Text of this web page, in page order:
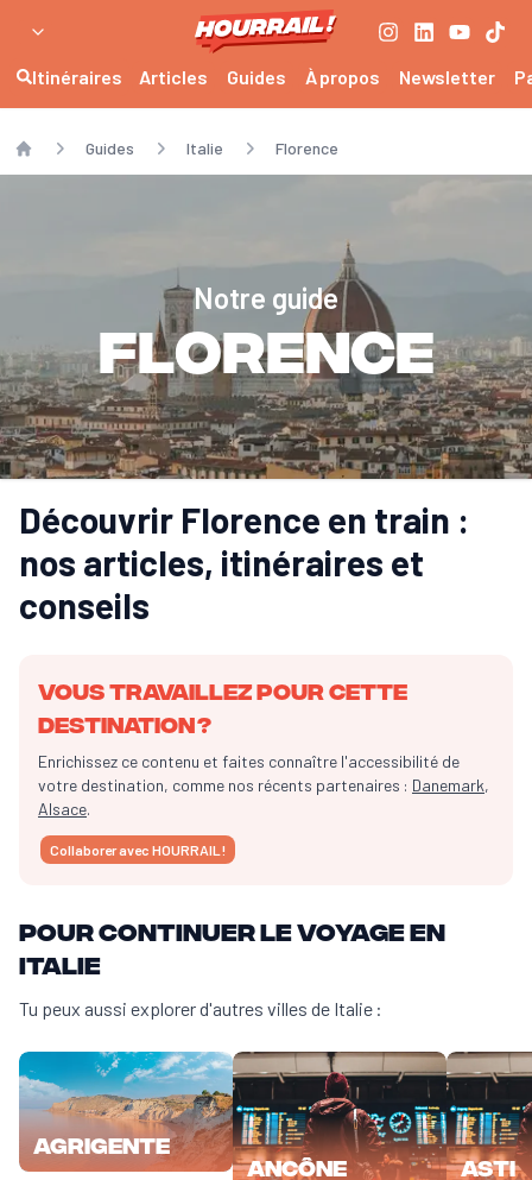
Itinéraires Articles Guides À propos Newsletter
Guides Italie Florence
Notre guide
Florence
Découvrir Florence en train :
nos articles, itinéraires et
conseils
Vous travaillez pour cette
destination ?
Enrichissez ce contenu et faites connaître l'accessibilité de
votre destination, comme nos récents partenaires : Danemark,
Alsace.
Collaborer avec HOURRAIL !
Pour continuer le voyage en
Italie
Tu peux aussi explorer d'autres villes de Italie :
Agrigente
Ancône
Asti